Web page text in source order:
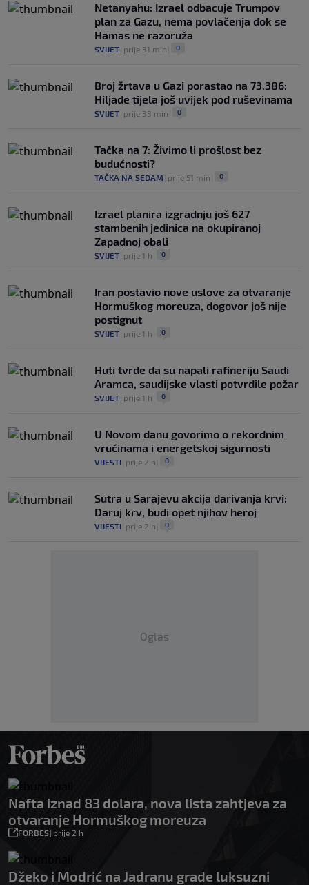
Netanyahu: Izrael odbacuje Trumpov
plan za Gazu, nema povlačenja dok se
Hamas ne razoruža
SVIJET prije 31 min 0
Broj žrtava u Gazi porastao na 73.386:
Hiljade tijela još uvijek pod ruševinama
SVIJET prije 33 min 0
Tačka na 7: Živimo li prošlost bez
budućnosti?
TAČKA NA SEDAM prije 51 min 0
Izrael planira izgradnju još 627
stambenih jedinica na okupiranoj
Zapadnoj obali
SVIJET prije 1 h 0
Iran postavio nove uslove za otvaranje
Hormuškog moreuza, dogovor još nije
postignut
SVIJET prije 1 h 0
Huti tvrde da su napali rafineriju Saudi
Aramca, saudijske vlasti potvrdile požar
SVIJET prije 1 h 0
U Novom danu govorimo o rekordnim
vrućinama i energetskoj sigurnosti
VIJESTI prije 2 h 0
Sutra u Sarajevu akcija darivanja krvi:
Daruj krv, budi opet njihov heroj
VIJESTI prije 2 h 0
Oglas
Nafta iznad 83 dolara, nova lista zahtjeva za
otvaranje Hormuškog moreuza
FORBES| prije 2 h
Džeko i Modrić na Jadranu grade luksuzni